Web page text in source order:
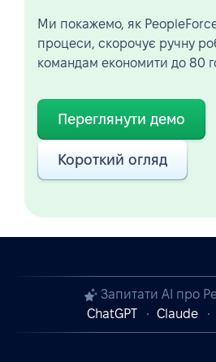
Ми покажемо, як
процеси, скорочує ручну
командам економити до 80
Переглянути демо
Короткий огляд
Запитати AI про
ChatGPT
Claude